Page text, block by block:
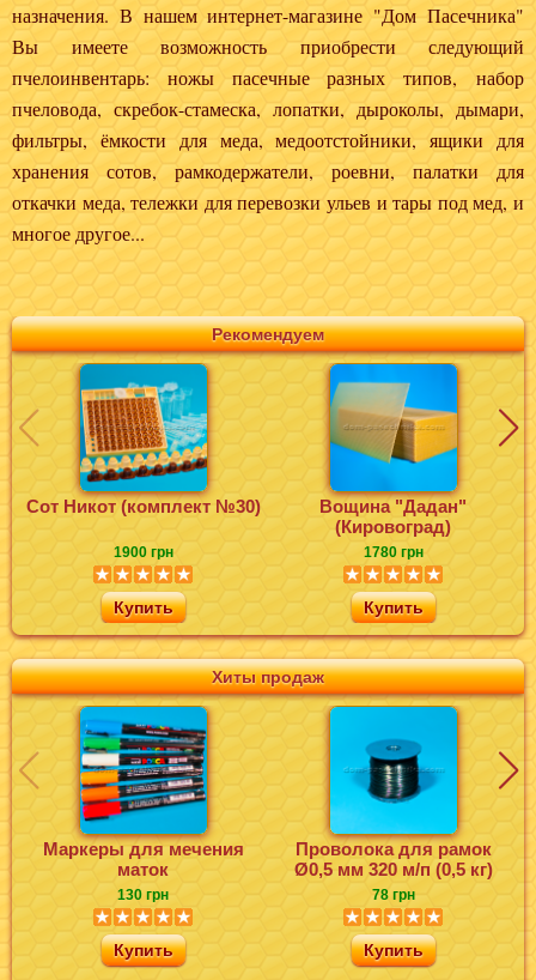
Хиты продаж
Маркеры для мечения
маток
130 грн
Купить
Проволока для рамок
Ø0,5 мм 320 м/п (0,5 кг)
78 грн
Купить
Рекомендуем
Сот Никот (комплект №30)
1900 грн
Купить
Вощина "Дадан"
(Кировоград)
1780 грн
Купить
назначения. В нашем интернет-магазине "Дом Пасечника"
Вы имеете возможность приобрести следующий
пчелоинвентарь: ножы пасечные разных типов, набор
пчеловода, скребок-стамеска, лопатки, дыроколы, дымари,
фильтры, ёмкости для меда, медоотстойники, ящики для
хранения сотов, рамкодержатели, роевни, палатки для
откачки меда, тележки для перевозки ульев и тары под мед, и
многое другое...